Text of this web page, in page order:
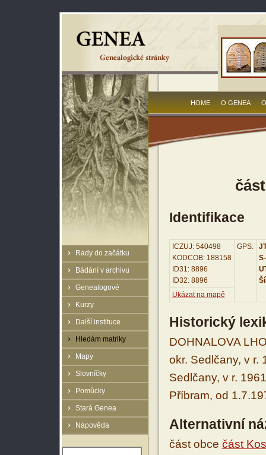
Rady do začátku
Bádání v archivu
Genealogové
Kurzy
Další instituce
Hledám matriky
Mapy
Slovníčky
Pomůcky
Stará Genea
Nápověda
HOME O GENEA
Identifikace
ICZUJ: 540498
KODCOB: 188158
ID31: 8896
ID32: 8896
GPS:
Ukázat na mapě
Historický
DOHNALOVA
okr. Sedlčany, v r.
Sedlčany, v r.
Příbram, od
Alternativní
část obce část